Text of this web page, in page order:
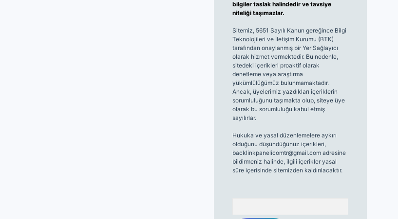
bilgiler taslak halindedir ve tavsiye
niteliği taşımazlar.
Sitemiz, 5651 Sayılı Kanun gereğince Bilgi
Teknolojileri ve İletişim Kurumu (BTK)
tarafından onaylanmış bir Yer Sağlayıcı
olarak hizmet vermektedir. Bu nedenle,
sitedeki içerikleri proaktif olarak
denetleme veya araştırma
yükümlülüğümüz bulunmamaktadır.
Ancak, üyelerimiz yazdıkları içeriklerin
sorumluluğunu taşımakta olup, siteye üye
olarak bu sorumluluğu kabul etmiş
sayılırlar.
Hukuka ve yasal düzenlemelere aykırı
olduğunu düşündüğünüz içerikleri,
backlinkpanelicomtr@gmail.comadresine
bildirmeniz halinde, ilgili içerikler yasal
süre içerisinde sitemizden kaldırılacaktır.